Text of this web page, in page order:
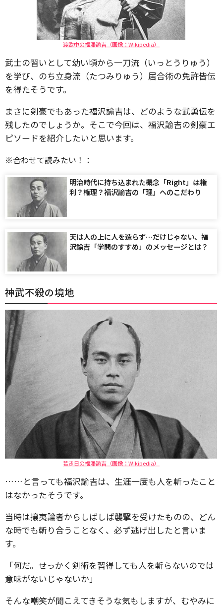
渡欧中の福澤諭吉（画像：Wikipedia）
武士の習いとして幼い頃から一刀流（いっとうりゅう）
を学び、のち立身流（たつみりゅう）居合術の免許皆伝
を得たそうです。
まさに剣豪でもあった福沢諭吉は、どのような武勇伝を
残したのでしょうか。そこで今回は、福沢諭吉の剣豪エ
ピソードを紹介したいと思います。
※合わせて読みたい！：
明治時代に持ち込まれた概念「Right」は権
利？権理？福沢諭吉の「理」へのこだわり
天は人の上に人を造らず…だけじゃない、福
沢諭吉「学問のすすめ」のメッセージとは？
神武不殺の境地
若き日の福澤諭吉（画像：Wikipedia）
……と言っても福沢諭吉は、生涯一度も人を斬ったこと
はなかったそうです。
当時は攘夷論者からしばしば襲撃を受けたものの、どん
な時でも斬り合うことなく、必ず逃げ出したと言いま
す。
「何だ。せっかく剣術を習得しても人を斬らないのでは
意味がないじゃないか」
そんな嘲笑が聞こえてきそうな気もしますが、むやみに